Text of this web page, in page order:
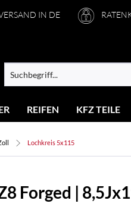
IN DE
REIFEN KFZ TEILE
Lochkreis 5x115
Forged |